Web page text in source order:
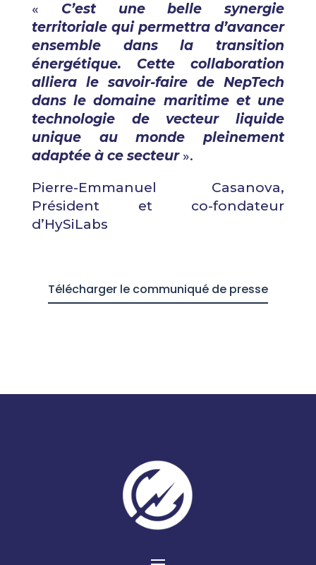
« C’est une belle synergie
territoriale qui permettra d’avancer
ensemble dans la transition
énergétique. Cette collaboration
alliera le savoir-faire de NepTech
dans le domaine maritime et une
technologie de vecteur liquide
unique au monde pleinement
adaptée à ce secteur».
Pierre-Emmanuel Casanova,
Président et co-fondateur
d’HySiLabs
Télécharger le communiqué de presse